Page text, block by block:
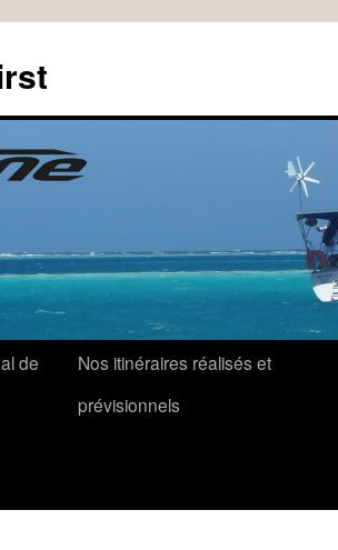
de
Nos itinéraires réalisés et
prévisionnels